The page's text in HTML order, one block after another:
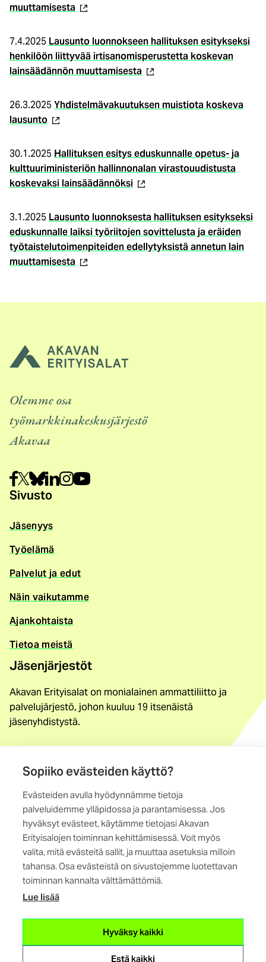
Sopiiko evästeiden käyttö?
Evästeiden avulla hyödynnämme tietoja
palveluidemme ylläpidossa ja parantamisessa. Jos
hyväksyt evästeet, käytämme tietojasi Akavan
Erityisalojen toiminnan kehittämisessä. Voit myös
valita, mitä evästeitä sallit, ja muuttaa asetuksia milloin
tahansa. Osa evästeistä on sivustojemme luotettavan
toiminnan kannalta välttämättömiä.
Lue lisää
Hyväksy kaikki
Estä kaikki
muuttamisesta (ulkoinen
7.4.2025 Lausunto luonnokseen hallituksen esitykseksi
henkilöön liittyvää irtisanomisperustetta koskevan
lainsäädännön muuttamisesta (ulkoinen
26.3.2025 Yhdistelmävakuutuksen muistiota koskeva
lausunto(ulkoinen
30.1.2025 Hallituksen esitys eduskunnalle opetus- ja
kulttuuriministeriön hallinnonalan virastouudistusta
koskevaksi lainsäädännöksi (ulkoinen
3.1.2025 Lausunto luonnoksesta hallituksen esitykseksi
eduskunnalle laiksi työriitojen sovittelusta ja eräiden
työtaistelutoimenpiteiden edellytyksistä annetun lain
muuttamisesta (ulkoinen
Olemme osa
työmarkkinakeskusjärjestö
Akavaa
Sivusto
Jäsenyys
Työelämä
Palvelut ja edut
Näin vaikutamme
Ajankohtaista
Tietoa meistä
Jäsenjärjestöt
Akavan Erityisalat on monialainen ammattiliitto ja
palvelujärjestö, johon kuuluu 19 itsenäistä
jäsenyhdistystä.
Löydä jäsenyhdistys
Yhteystiedot
Maistraatinportti 4 A, 6. krs
00240 Helsinki
Kaikki yhteystiedot
(ulkoinen